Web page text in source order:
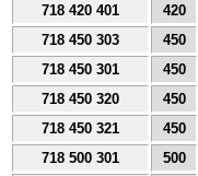
718 420 401
420
718 450 303
450
718 450 301
450
718 450 320
450
718 450 321
450
718 500 301
500